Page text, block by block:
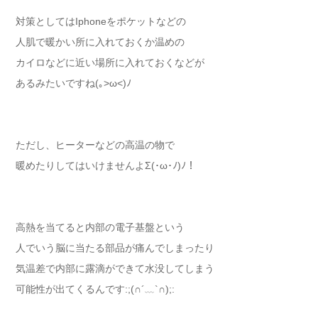
対策としてはIphoneをポケットなどの
人肌で暖かい所に入れておくか温めの
カイロなどに近い場所に入れておくなどが
あるみたいですね(｡>ω<)ﾉ
ただし、ヒーターなどの高温の物で
暖めたりしてはいけませんよΣ(･ω･ﾉ)ﾉ！
高熱を当てると内部の電子基盤という
人でいう脳に当たる部品が痛んでしまったり
気温差で内部に露滴ができて水没してしまう
可能性が出てくるんです:;(∩´﹏`∩);: